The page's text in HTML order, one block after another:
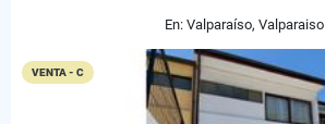
En: Valparaíso, Valparaiso
VENTA - C